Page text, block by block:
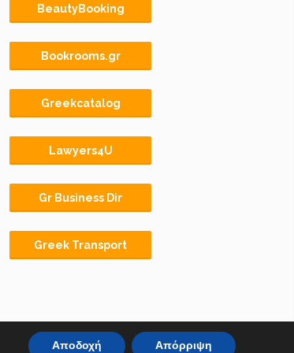
BeautyBooking
Bookrooms.gr
Greekcatalog
Lawyers4U
Gr Business Dir
Greek Transport
Αρχική BLOG ΟΡΟΙ ΧΡΗΣΗΣ
Αποδοχή Απόρριψη